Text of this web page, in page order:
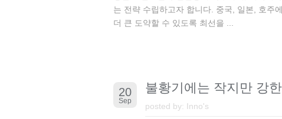
는 전략 수립하고자 합니다. 중국, 일본, 호주
더 큰 도약할 수 있도록 최선을 ...
20
Sep
불황기에는 작지만 강
posted by: Inno's